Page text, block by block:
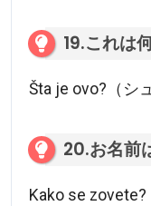
19.これは
Šta je ovo?（シ
20.お名前
Kako se zovete?